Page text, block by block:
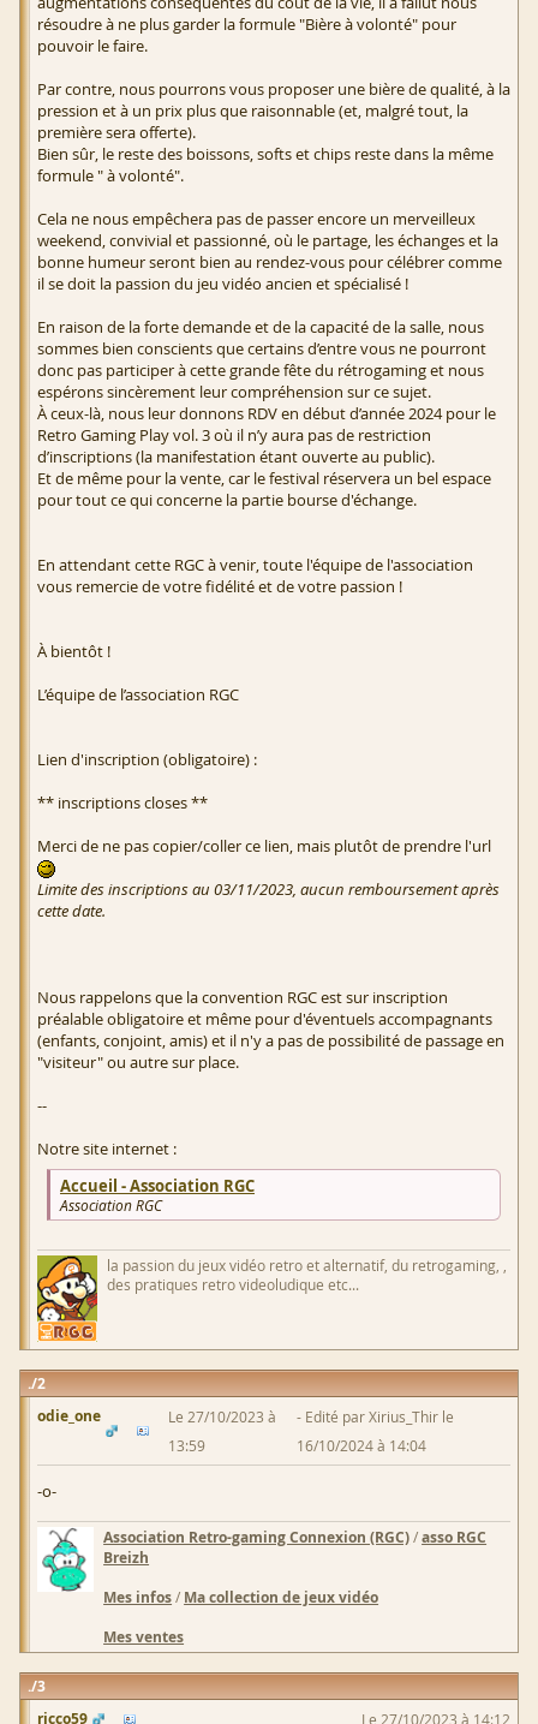
résoudre à ne plus garder la formule "Bière à volonté" pour
pouvoir le faire.
Par contre, nous pourrons vous proposer une bière de qualité, à la
pression et à un prix plus que raisonnable (et, malgré tout, la
première sera offerte).
Bien sûr, le reste des boissons, softs et chips reste dans la même
formule " à volonté".
Cela ne nous empêchera pas de passer encore un merveilleux
weekend, convivial et passionné, où le partage, les échanges et la
bonne humeur seront bien au rendez-vous pour célébrer comme
il se doit la passion du jeu vidéo ancien et spécialisé !
En raison de la forte demande et de la capacité de la salle, nous
sommes bien conscients que certains d’entre vous ne pourront
donc pas participer à cette grande fête du rétrogaming et nous
espérons sincèrement leur compréhension sur ce sujet.
À ceux-là, nous leur donnons RDV en début d’année 2024 pour le
Retro Gaming Play vol. 3 où il n’y aura pas de restriction
d’inscriptions (la manifestation étant ouverte au public).
Et de même pour la vente, car le festival réservera un bel espace
pour tout ce qui concerne la partie bourse d'échange.
En attendant cette RGC à venir, toute l'équipe de l'association
vous remercie de votre fidélité et de votre passion !
À bientôt !
L’équipe de l’association RGC
Lien d'inscription (obligatoire) :
** inscriptions closes **
Merci de ne pas copier/coller ce lien, mais plutôt de prendre l'url
Limite des inscriptions au 03/11/2023, aucun remboursement après
cette date.
Nous rappelons que la convention RGC est sur inscription
préalable obligatoire et même pour d'éventuels accompagnants
(enfants, conjoint, amis) et il n'y a pas de possibilité de passage en
"visiteur" ou autre sur place.
--
Notre site internet :
Accueil - Association RGC
Association RGC
la passion du jeux vidéo retro et alternatif, du retrogaming, ,
des pratiques retro videoludique etc...
2
odie_one
Le 27/10/2023 à
13:59
Edité par Xirius_Thir le
16/10/2024 à 14:04
-o-
Association Retro-gaming Connexion (RGC)/asso RGC
Breizh
Mes infos/ Ma collection de jeux vidéo
Mes ventes
3
ricco59
Le 27/10/2023 à 14:12